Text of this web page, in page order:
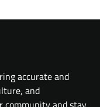
accurate and
and